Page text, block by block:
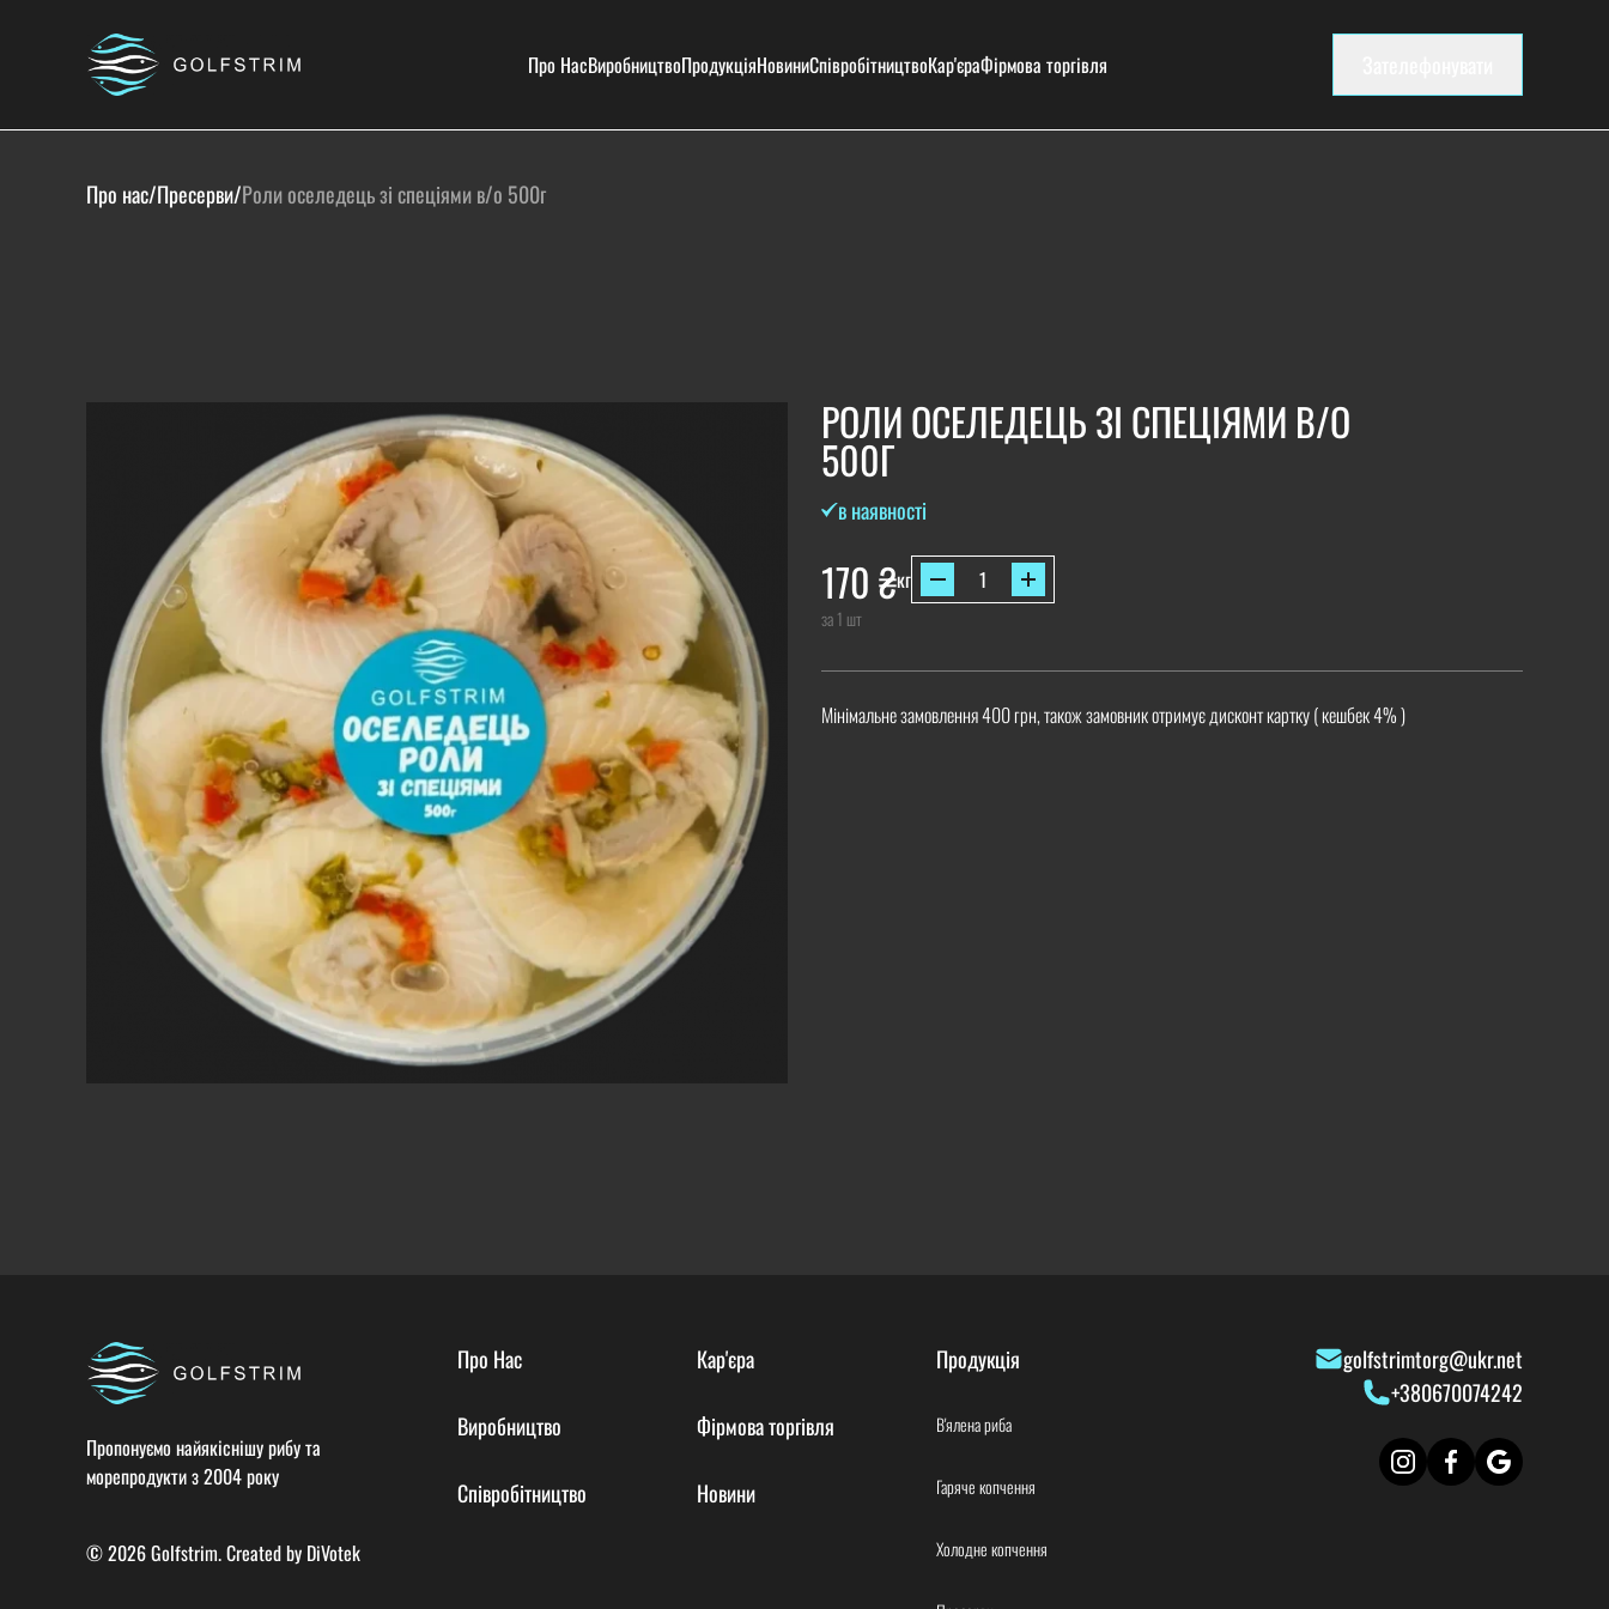
Про НасВиробництвоПродукціяНовиниСпівробітництвоКар'єраФірмова торгівля
Про нас/Пресерви/Роли оселедець зі спеціями в/о 500г
РОЛИ ОСЕЛЕДЕЦЬ ЗІ СПЕЦІЯМИ В/О
500Г
в наявності
170₴кг
за 1 шт
Мінімальне замовлення 400 грн, також замовник отримує дисконт картку ( кешбек 4% )
Пропонуємо найякіснішу рибу та
морепродукти з 2004 року
© 2026 Golfstrim. Created by DiVotek
Про Нас
Виробництво
Співробітництво
Кар'єра
Фірмова торгівля
Новини
Продукція
В'ялена риба
Гаряче копчення
Холодне копчення
golfstrimtorg@ukr.net
+380670074242